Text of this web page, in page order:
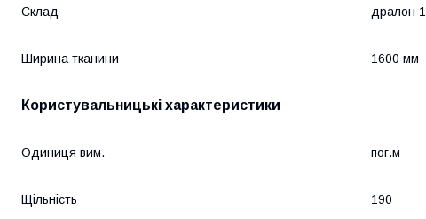
Склад дралон
Ширина тканини 1600 мм
Користувальницькі характеристики
Одиниця вим. пог.м
Щільність 190